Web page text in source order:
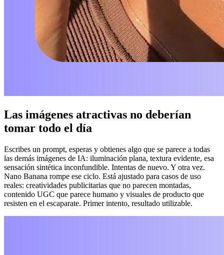
Las imágenes atractivas no deberían
tomar todo el día
Escribes un prompt, esperas y obtienes algo que se parece a todas
las demás imágenes de IA: iluminación plana, textura evidente, esa
sensación sintética inconfundible. Intentas de nuevo. Y otra vez.
Nano Banana rompe ese ciclo. Está ajustado para casos de uso
reales: creatividades publicitarias que no parecen montadas,
contenido UGC que parece humano y visuales de producto que
resisten en el escaparate. Primer intento, resultado utilizable.